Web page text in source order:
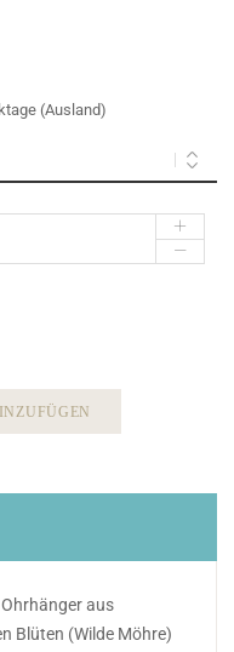
(Ausland)
aus
Blüten (Wilde Möhre)